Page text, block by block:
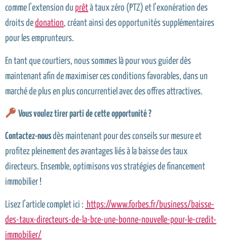
comme l’extension du prêtà taux zéro (PTZ) et l’exonération des
droits dedonation, créant ainsi des opportunités supplémentaires
pour les emprunteurs.
En tant que courtiers, nous sommes là pour vous guider dès
maintenant afin de maximiser ces conditions favorables, dans un
marché de plus en plus concurrentiel avec des offres attractives.
Vous voulez tirer parti de cette opportunité ?
Contactez-nousdès maintenant pour des conseils sur mesure et
profitez pleinement des avantages liés à la baisse des taux
directeurs. Ensemble, optimisons vos stratégies de financement
immobilier !
Lisez l’article complet ici : https://www.forbes.fr/business/baisse-
des-taux-directeurs-de-la-bce-une-bonne-nouvelle-pour-le-credit-
immobilier/